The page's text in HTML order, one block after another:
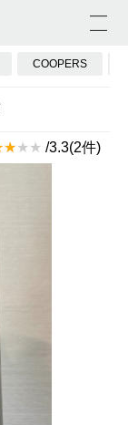
COOPERS
/3.3(2件)